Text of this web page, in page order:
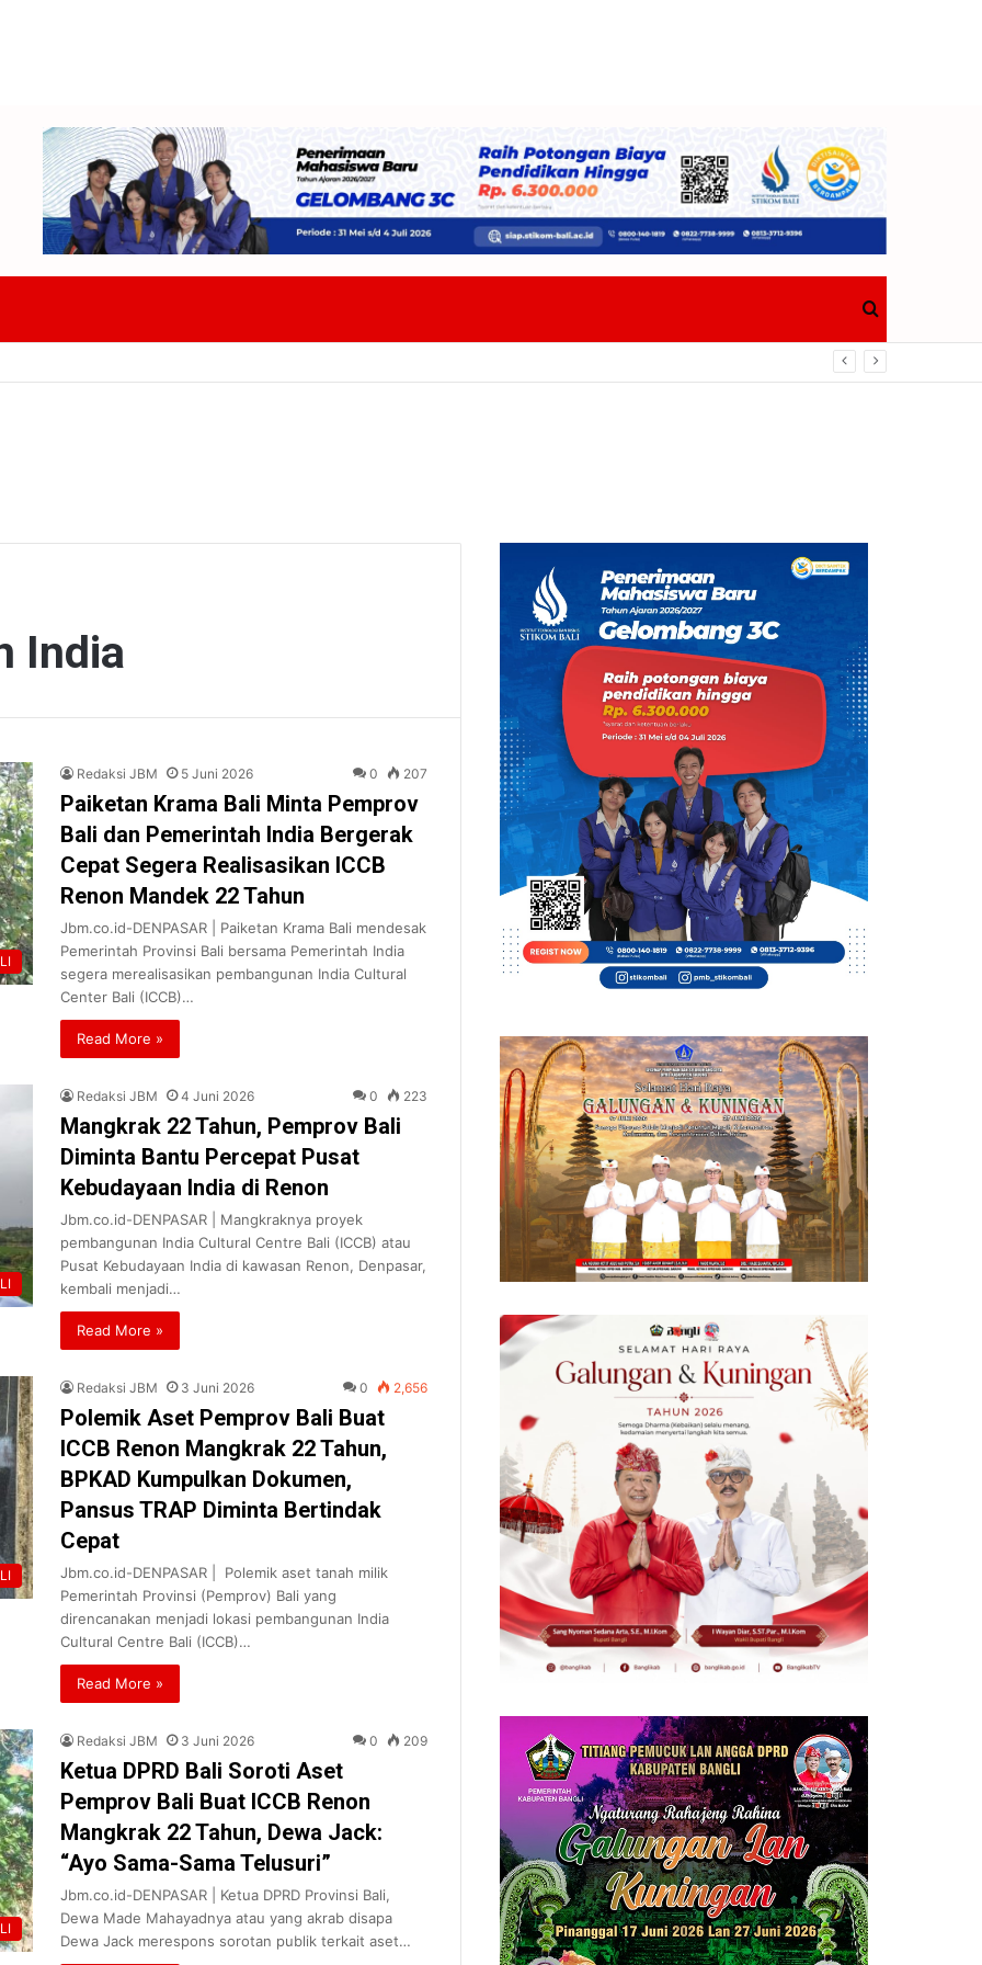
for
India
Redaksi JBM 5 Juni 2026 0 207
Paiketan Krama Bali Minta Pemprov
Bali dan Pemerintah India Bergerak
Cepat Segera Realisasikan ICCB
Renon Mandek 22 Tahun
Jbm.co.id-DENPASAR | Paiketan Krama Bali mendesak
Pemerintah Provinsi Bali bersama Pemerintah India
segera merealisasikan pembangunan India Cultural
Center Bali (ICCB)…
Read More »
Redaksi JBM 4 Juni 2026 0 223
Mangkrak 22 Tahun, Pemprov Bali
Diminta Bantu Percepat Pusat
Kebudayaan India di Renon
Jbm.co.id-DENPASAR | Mangkraknya proyek
pembangunan India Cultural Centre Bali (ICCB) atau
Pusat Kebudayaan India di kawasan Renon, Denpasar,
kembali menjadi…
Read More »
Redaksi JBM 3 Juni 2026 0 2,656
Polemik Aset Pemprov Bali Buat
ICCB Renon Mangkrak 22 Tahun,
BPKAD Kumpulkan Dokumen,
Pansus TRAP Diminta Bertindak
Cepat
Jbm.co.id-DENPASAR | Polemik aset tanah milik
Pemerintah Provinsi (Pemprov) Bali yang
direncanakan menjadi lokasi pembangunan India
Cultural Centre Bali (ICCB)…
Read More »
Redaksi JBM 3 Juni 2026 0 209
Ketua DPRD Bali Soroti Aset
Pemprov Bali Buat ICCB Renon
Mangkrak 22 Tahun, Dewa Jack:
“Ayo Sama-Sama Telusuri”
Jbm.co.id-DENPASAR | Ketua DPRD Provinsi Bali,
Dewa Made Mahayadnya atau yang akrab disapa
Dewa Jack merespons sorotan publik terkait aset…